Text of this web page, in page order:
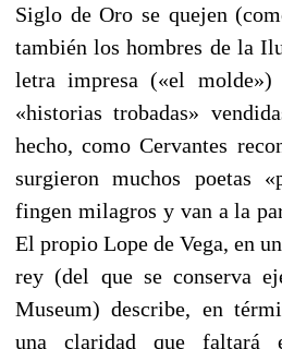
Siglo de Oro se quejen
también los hombres de la
letra impresa («el molde»)
«historias trobadas»
hecho, como Cervantes
surgieron muchos poetas
fingen milagros y van a la
El propio Lope de Vega, en un
rey (del que se conserva
Museum) describe, en
una claridad que faltará